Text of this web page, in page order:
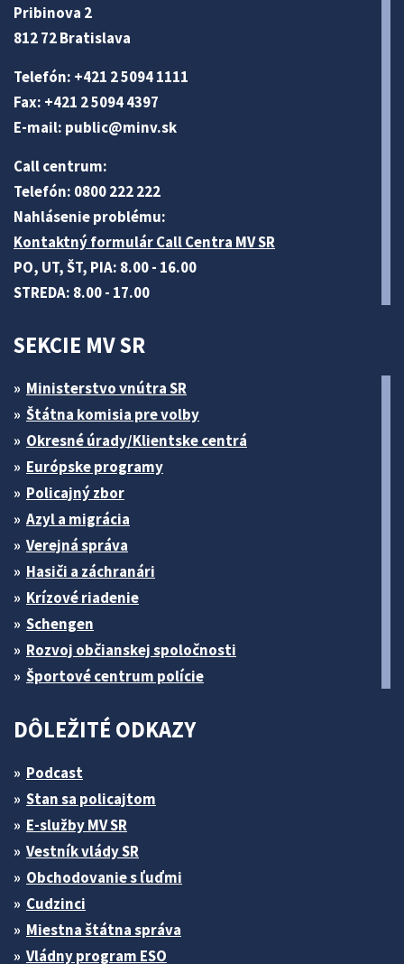
Pribinova 2
812 72 Bratislava
Telefón: +421 2 5094 1111
Fax: +421 2 5094 4397
E-mail: public@minv.sk
Call centrum:
Telefón: 0800 222 222
Nahlásenie problému:
Kontaktný formulár Call Centra MV SR
PO, UT, ŠT, PIA: 8.00 - 16.00
STREDA: 8.00 - 17.00
SEKCIE MV SR
Ministerstvo vnútra SR
Štátna komisia pre volby
Okresné úrady/Klientske centrá
Európske programy
Policajný zbor
Azyl a migrácia
Verejná správa
Hasiči a záchranári
Krízové riadenie
Schengen
Rozvoj občianskej spoločnosti
Športové centrum polície
DÔLEŽITÉ ODKAZY
Podcast
Stan sa policajtom
E-služby MV SR
Vestník vlády SR
Obchodovanie s ľuďmi
Cudzinci
Miestna štátna správa
Vládny program ESO